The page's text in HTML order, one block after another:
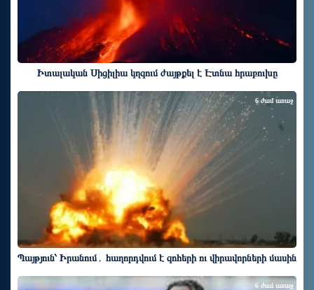
Իտալական Սիցիլիա կղզում ժայթքել է Էտնա հրաբուխը
Պայթյուն՝ Իրանում․ հաղորդվում է զոհերի ու վիրավորների մասին
6 ժամ առաջ
6 ժամ առաջ